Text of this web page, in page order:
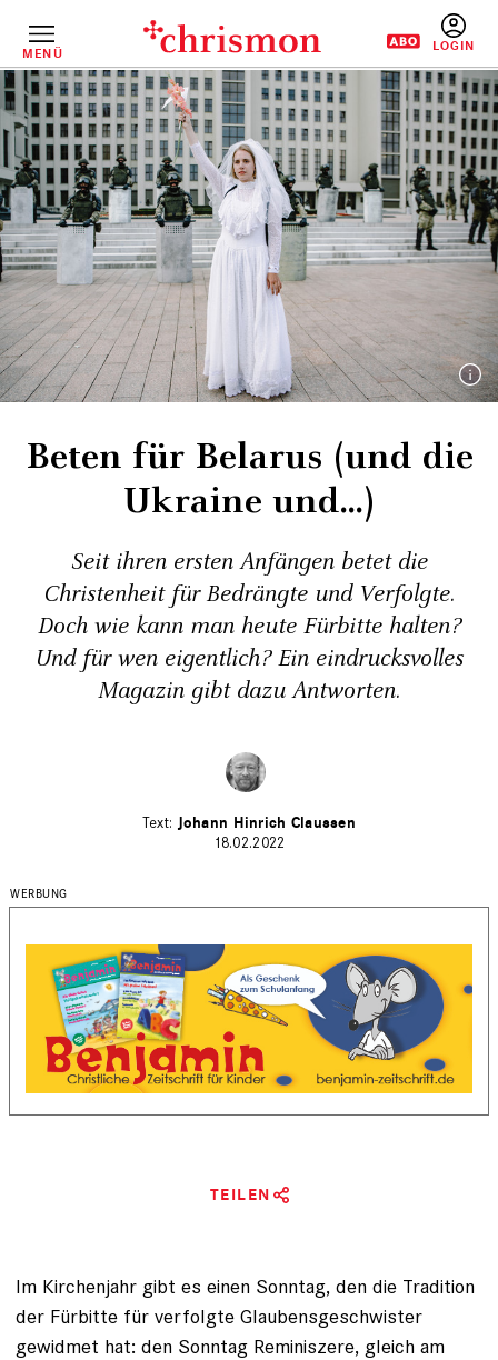
InhaltMENÜ
Beten für Belarus (und die
Ukraine und...)
Seit ihren ersten Anfängen betet die
Christenheit für Bedrängte und Verfolgte.
Doch wie kann man heute Fürbitte halten?
Und für wen eigentlich? Ein eindrucksvolles
Magazin gibt dazu Antworten.
Johann Hinrich Claussen
18.02.2022
TEILEN
Im Kirchenjahr gibt es einen Sonntag, den die Tradition
der Fürbitte für verfolgte Glaubensgeschwister
gewidmet hat: den Sonntag Reminiszere, gleich am